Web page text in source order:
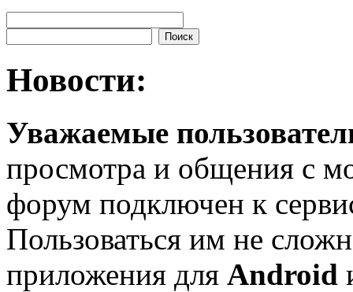
Новости:
Уважаемые
просмотра и общения с
форум подключен к
Пользоваться им не
приложения для Android